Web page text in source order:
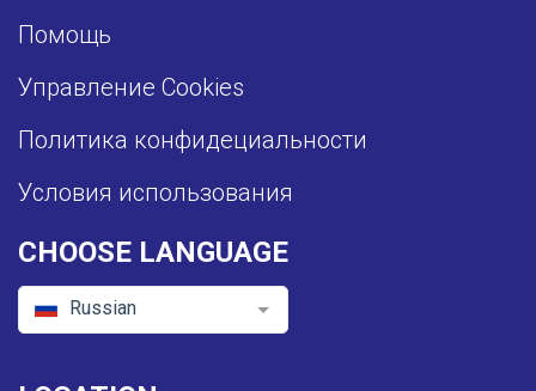
Помощь
Управление Cookies
Политика конфидециальности
Условия использования
CHOOSE LANGUAGE
Russian